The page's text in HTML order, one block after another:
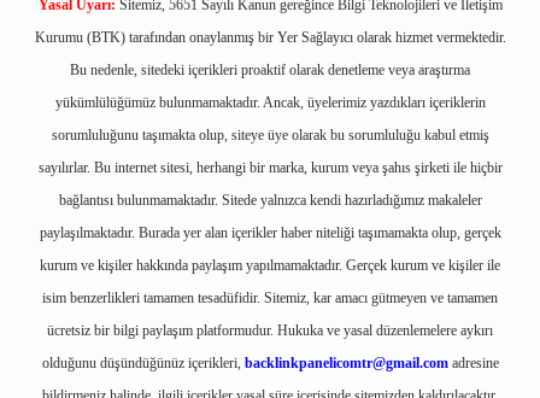
Yasal Uyarı: Sitemiz, 5651 Sayılı Kanun gereğince Bilgi Teknolojileri ve İletişim
Kurumu (BTK) tarafından onaylanmış bir Yer Sağlayıcı olarak hizmet vermektedir.
Bu nedenle, sitedeki içerikleri proaktif olarak denetleme veya araştırma
yükümlülüğümüz bulunmamaktadır. Ancak, üyelerimiz yazdıkları içeriklerin
sorumluluğunu taşımakta olup, siteye üye olarak bu sorumluluğu kabul etmiş
sayılırlar. Bu internet sitesi, herhangi bir marka, kurum veya şahıs şirketi ile hiçbir
bağlantısı bulunmamaktadır. Sitede yalnızca kendi hazırladığımız makaleler
paylaşılmaktadır. Burada yer alan içerikler haber niteliği taşımamakta olup, gerçek
kurum ve kişiler hakkında paylaşım yapılmamaktadır. Gerçek kurum ve kişiler ile
isim benzerlikleri tamamen tesadüfidir. Sitemiz, kar amacı gütmeyen ve tamamen
ücretsiz bir bilgi paylaşım platformudur. Hukuka ve yasal düzenlemelere aykırı
olduğunu düşündüğünüz içerikleri, backlinkpanelicomtr@gmail.comadresine